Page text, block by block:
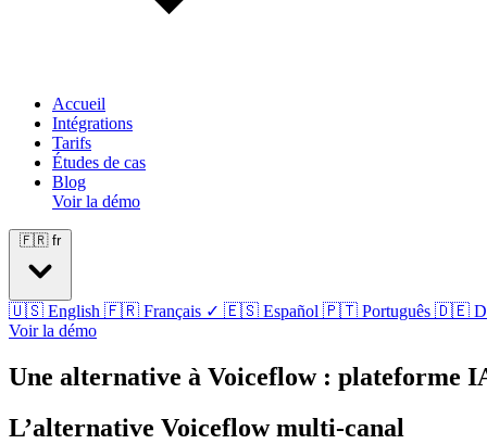
Accueil
Intégrations
Tarifs
Études de cas
Blog
Voir la démo
🇫🇷 fr
🇺🇸 English 🇫🇷 Français ✓ 🇪🇸 Español 🇵🇹 Português 🇩🇪
Voir la démo
Une alternative à Voiceflow : plateforme
L’alternative Voiceflow multi-canal